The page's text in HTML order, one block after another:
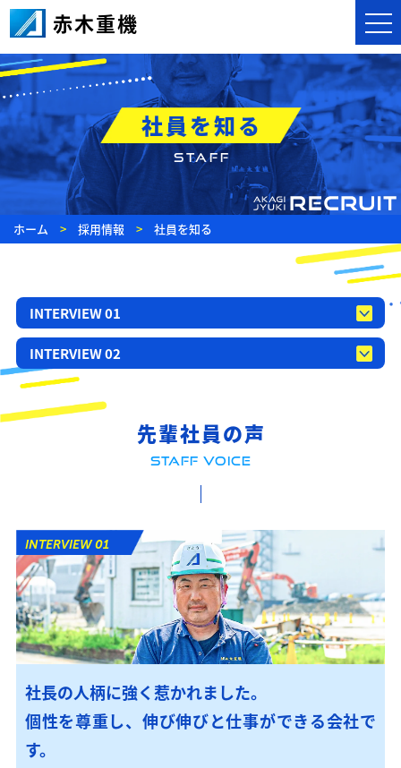
赤木重機
社員を知る
STAFF
ホーム > 採用情報 > 社員を知る
INTERVIEW 01
INTERVIEW 02
先輩社員の声
STAFF VOICE
INTERVIEW 01
社長の人柄に強く惹かれました。
個性を尊重し、伸び伸びと仕事ができる会社で
す。